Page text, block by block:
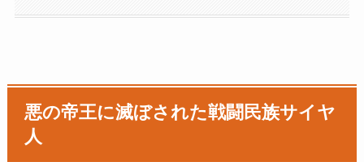
悪の帝王に滅ぼされた戦闘民族サイヤ
人